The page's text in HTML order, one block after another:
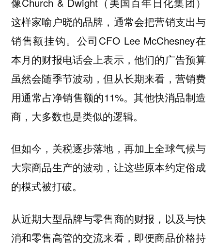
这样家喻户晓的品牌，通常会把营销支出与
销售额挂钩。公司CFO Lee McChesney在
本月的财报电话会上表示，他们的广告预算
虽然会随季节波动，但从长期来看，营销费
用通常占净销售额的11%。其他快消品制造
商，大多数也是类似的逻辑。
但如今，关税逐步落地，再加上全球气候与
大宗商品生产的波动，让这些原本约定俗成
的模式被打破。
从近期大型品牌与零售商的财报，以及与快
消和零售高管的交流来看，即便商品价格持